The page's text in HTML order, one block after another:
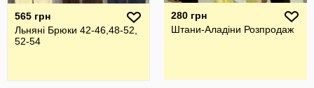
565 грн
Льняні Брюки 42-46,48-52,
52-54
280 грн
Штани-Аладіни Розпродаж